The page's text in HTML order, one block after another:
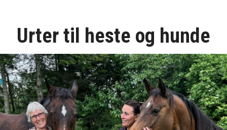
PLEJEMIDLER HESTE
HUNDE
FORSIDEN
ANVENDELSE OG TIPS
Urter til heste og hunde